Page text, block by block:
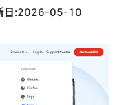
日:2026-05-10